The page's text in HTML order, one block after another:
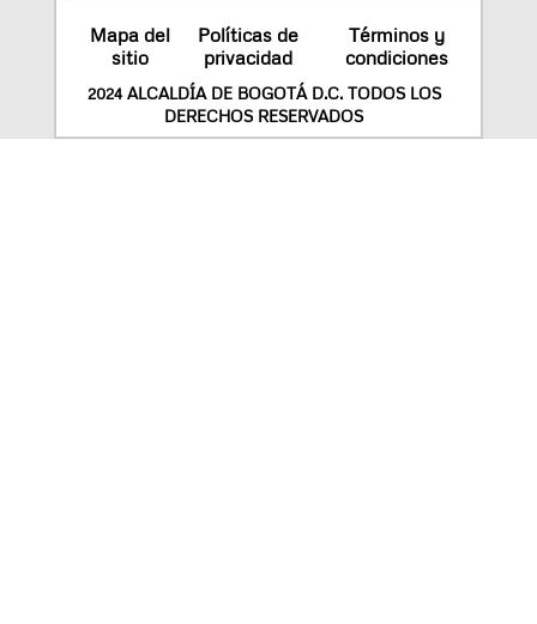
Mapa del
sitio
Políticas de
privacidad
Términos y
condiciones
2024 ALCALDÍA DE BOGOTÁ D.C. TODOS LOS
DERECHOS RESERVADOS